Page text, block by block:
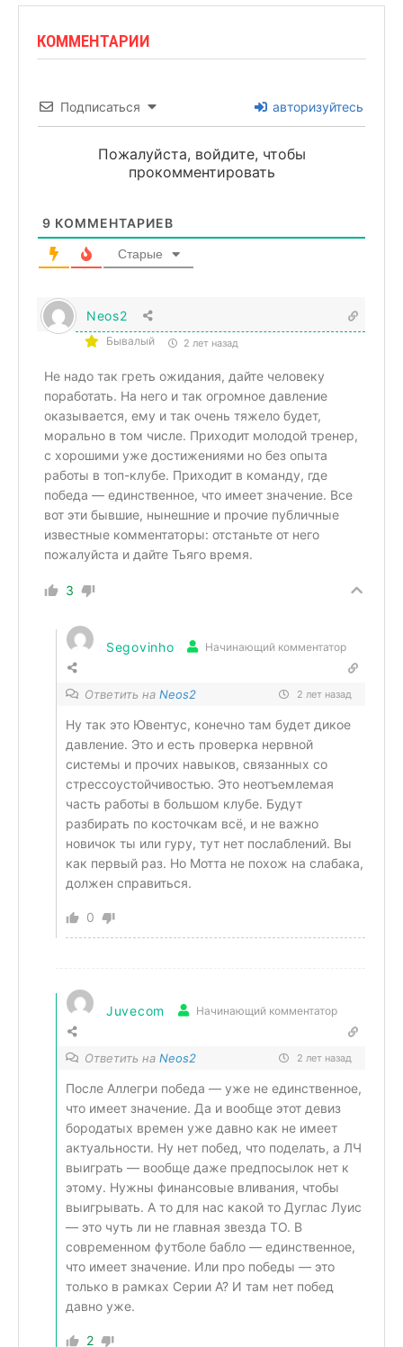
КОММЕНТАРИИ
Подписаться авторизуйтесь
Пожалуйста, войдите, чтобы
прокомментировать
9 КОММЕНТАРИЕВ
Старые
Neos2
Бывалый 2 лет назад
Не надо так греть ожидания, дайте человеку
поработать. На него и так огромное давление
оказывается, ему и так очень тяжело будет,
морально в том числе. Приходит молодой тренер,
с хорошими уже достижениями но без опыта
работы в топ-клубе. Приходит в команду, где
победа — единственное, что имеет значение. Все
вот эти бывшие, нынешние и прочие публичные
известные комментаторы: отстаньте от него
пожалуйста и дайте Тьяго время.
3
Segovinho Начинающий комментатор
Ответить на Neos2 2 лет назад
Ну так это Ювентус, конечно там будет дикое
давление. Это и есть проверка нервной
системы и прочих навыков, связанных со
стрессоустойчивостью. Это неотъемлемая
часть работы в большом клубе. Будут
разбирать по косточкам всё, и не важно
новичок ты или гуру, тут нет послаблений. Вы
как первый раз. Но Мотта не похож на слабака,
должен справиться.
0
Juvecom Начинающий комментатор
Ответить на Neos2 2 лет назад
После Аллегри победа — уже не единственное,
что имеет значение. Да и вообще этот девиз
бородатых времен уже давно как не имеет
актуальности. Ну нет побед, что поделать, а ЛЧ
выиграть — вообще даже предпосылок нет к
этому. Нужны финансовые вливания, чтобы
выигрывать. А то для нас какой то Дуглас Луис
— это чуть ли не главная звезда ТО. В
современном футболе бабло — единственное,
что имеет значение. Или про победы — это
только в рамках Серии А? И там нет побед
давно уже.
2